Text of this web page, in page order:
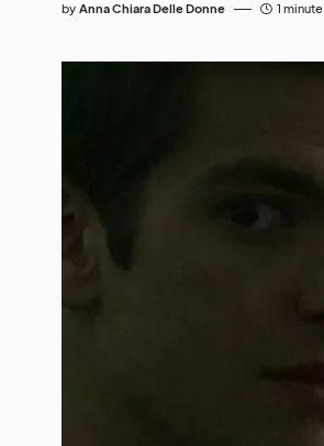
by Anna Chiara Delle Donne 1